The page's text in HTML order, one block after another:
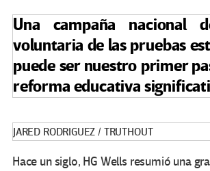
Una campaña nacional
voluntaria de las pruebas
puede ser nuestro primer
reforma educativa
JARED RODRIGUEZ / TRUTHOUT
Hace un siglo, HG Wells resumió una